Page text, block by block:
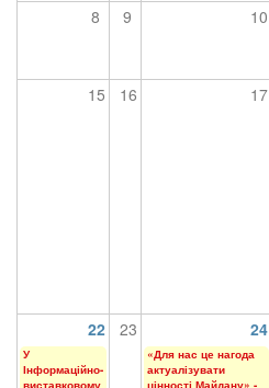
8 9 10
15 16 17
22 23 24
У
Інформаційно-
виставковому
«Для нас це нагода
актуалізувати
цінності Майдану» -